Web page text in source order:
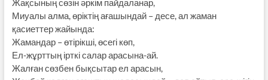
Миуалы алма, өріктің ағашындай – десе, ал жаман
қасиеттер жайында:
Жамандар – өтірікші, өсегі көп,
Ел-жұрттың ірткі салар арасына-ай.
Жалған сөзбен бықсытар ел арасын,